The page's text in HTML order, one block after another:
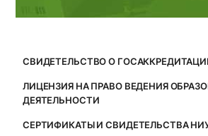
СВИДЕТЕЛЬСТВО О
ЛИЦЕНЗИЯ НА ПРАВО ВЕДЕНИЯ
ДЕЯТЕЛЬНОСТИ
СЕРТИФИКАТЫ И СВИДЕТЕЛЬСТВА